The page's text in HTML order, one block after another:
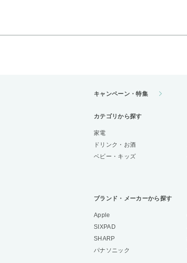
キャンペーン・特集
カテゴリから探す
家電
ドリンク・お酒
ベビー・キッズ
ブランド・メーカーから探す
Apple
SIXPAD
SHARP
パナソニック